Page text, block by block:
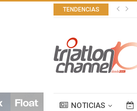
TENDENCIAS
NOTICIAS